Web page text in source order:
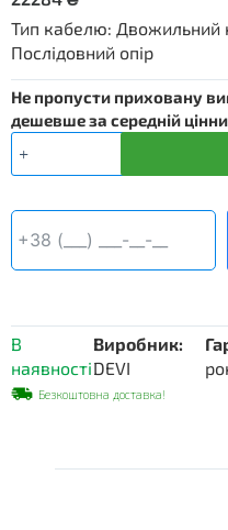
Тип кабелю: Двожильний
Послідовний опір
Не пропусти приховану
дешевше за середній
Нагрівальний
кабель
10Т
В
наявності
Виробник:
DEVI
Безкоштовна доставка!